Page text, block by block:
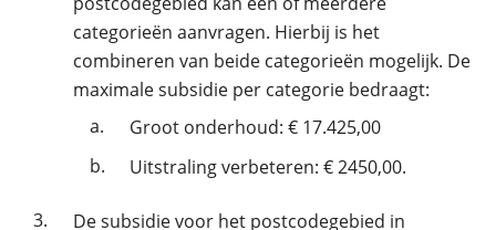
categorieën aanvragen. Hierbij is het
combineren van beide categorieën mogelijk. De
maximale subsidie per categorie bedraagt:
a.
Groot onderhoud: € 17.425,00
b.
Uitstraling verbeteren: € 2450,00.
3. De subsidie voor het postcodegebied in